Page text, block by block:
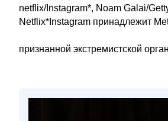
netflix/Instagram*, Noam Galai/
Netflix*Instagram принадлежит
признанной экстремистской